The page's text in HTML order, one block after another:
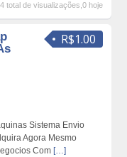
total de visualizações,0 hoje
R$1.00
Sistema Envio
Agora Mesmo
Com […]